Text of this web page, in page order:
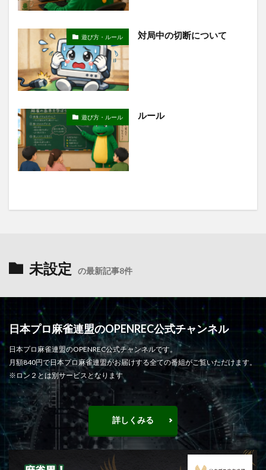
遊び方・ルール 対局中の切断について
遊び方・ルール ルール
未設定 の最新記事8件
日本プロ麻雀連盟のOPENREC公式チャンネル
日本プロ麻雀連盟のOPENREC公式チャンネルです。
月額840円で日本プロ麻雀連盟がお届けする全ての番組がご覧いただけます。
※ロン２とは別サービスとなります
詳しくみる